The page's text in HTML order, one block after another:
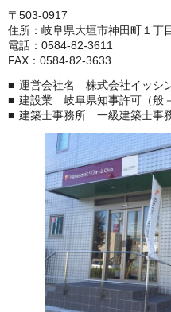
〒503-0917
住所：岐阜県大垣市神田町１丁
電話：0584-82-3611
FAX：0584-82-3633
運営会社名 株式会社イッシ
建設業 岐阜県知事許可（般
建築士事務所 一級建築士事